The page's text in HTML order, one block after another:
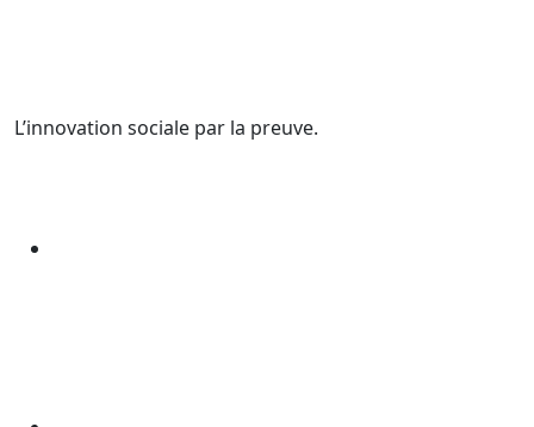
L’innovation sociale par la preuve.